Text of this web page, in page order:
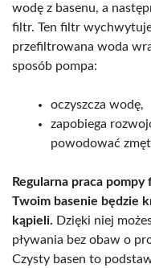
wodę z basenu, a
filtr. Ten filtr
przefiltrowana woda
sposób pompa:
oczyszcza wodę,
zapobiega
powodować
Regularna praca
Twoim basenie będzie
kąpieli. Dzięki niej
pływania bez obaw o
Czysty basen to